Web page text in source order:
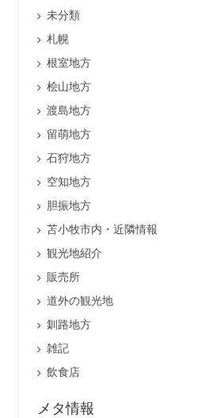
未分類
札幌
根室地方
桧山地方
渡島地方
留萌地方
石狩地方
空知地方
胆振地方
苫小牧市内・近隣情報
観光地紹介
販売所
道外の観光地
釧路地方
雑記
飲食店
メタ情報